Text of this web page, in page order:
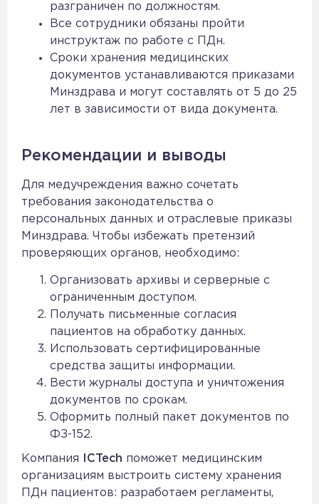
разграничен по должностям.
Все сотрудники обязаны пройти
инструктаж по работе с ПДн.
Сроки хранения медицинских
документов устанавливаются приказами
Минздрава и могут составлять от 5 до 25
лет в зависимости от вида документа.
Рекомендации и выводы
Для медучреждения важно сочетать
требования законодательства о
персональных данных и отраслевые приказы
Минздрава. Чтобы избежать претензий
проверяющих органов, необходимо:
Организовать архивы и серверные с
ограниченным доступом.
Получать письменные согласия
пациентов на обработку данных.
Использовать сертифицированные
средства защиты информации.
Вести журналы доступа и уничтожения
документов по срокам.
Оформить полный пакет документов по
ФЗ-152.
Компания ICTech поможет медицинским
организациям выстроить систему хранения
ПДн пациентов: разработаем регламенты,